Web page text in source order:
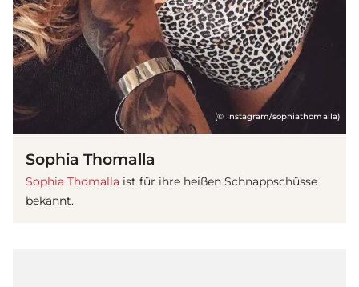
(© Instagram/sophiathomalla)
Sophia Thomalla
Sophia Thomalla ist für ihre heißen Schnappschüsse
bekannt.